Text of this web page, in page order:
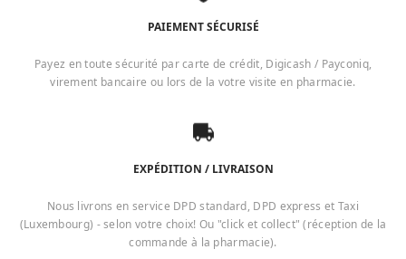
PAIEMENT SÉCURISÉ
Payez en toute sécurité par carte de crédit, Digicash / Payconiq,
virement bancaire ou lors de la votre visite en pharmacie.
EXPÉDITION / LIVRAISON
Nous livrons en service DPD standard, DPD express et Taxi
(Luxembourg) - selon votre choix! Ou "click et collect" (réception de la
commande à la pharmacie).